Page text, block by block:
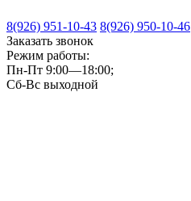
8(926) 951-10-43 8(926) 950-10-46
Заказать звонок
Режим работы:
Пн-Пт 9:00—18:00;
Сб-Вс выходной